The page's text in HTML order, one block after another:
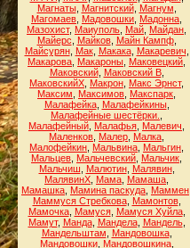
Магнаты, Магнитский, Магнум
Магомаев Мадовошки Мадонна
Мазохист, Маиуполь Май Майдан
Майерс
Майков, Майн Кампф,
Майсурян, Мак, Макака, Макаревич
Макарова Макароны Маковецкий
Маковский, Маковский В,
МаковскийХ Макрон Макс Эрнст,
Максим
Максимов Макспарк
Малафейка, Малафейкины,
Малафейные шестёрки.
Малафейный Малафья Малевич
Маленков Малер Малка
Малофейкин Мальвина Мальгин
Мальцев Мальчевский Мальчик
Мальчиш
Малютин, Малявин,
МалявинХ Мама Мамаша
Мамашка Мамина паскуда Маммен
Маммуся Стребкова, Мамонтов,
Мамочка, Мамуся, Мамуся Хуйла,
Мамут, Манда, Мандела, Мандель,
Мандельштам
Мандовошка,
Мандовошки, Мандовошкина,